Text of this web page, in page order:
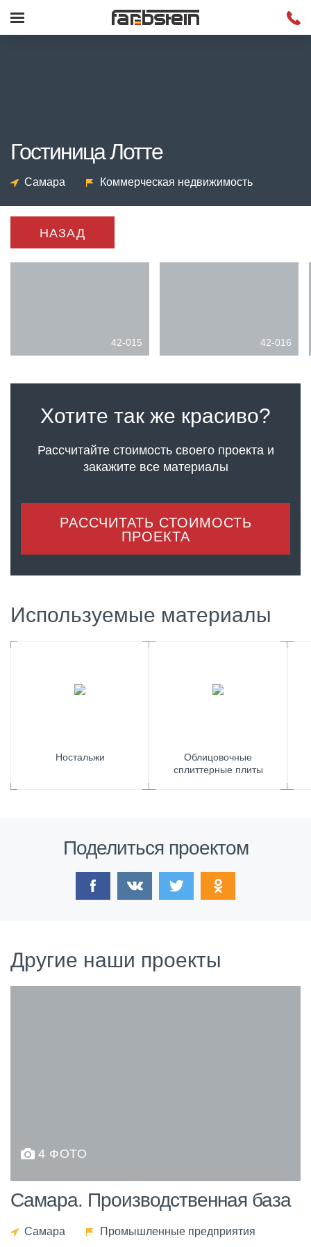
Гостиница Лотте
Самара Коммерческая недвижимость
НАЗАД
42-015 42-016
Хотите так же красиво?
Рассчитайте стоимость своего проектаи
закажите все материалы
РАССЧИТАТЬ СТОИМОСТЬ
ПРОЕКТА
Используемые материалы
Ностальжи
Облицовочные
сплиттерные плиты
Поделиться проектом
Другие наши проекты
4 ФОТО
Самара. Производственная база
Самара Промышленные предприятия